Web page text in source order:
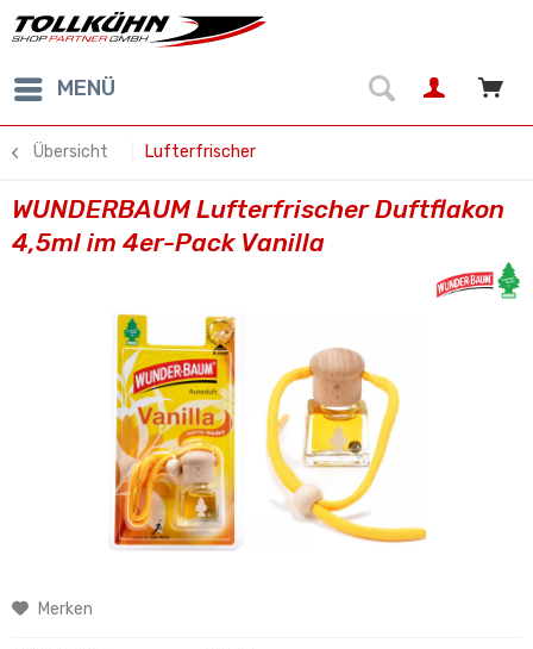
MENÜ
Übersicht Lufterfrischer
WUNDERBAUM Lufterfrischer Duftflakon
4,5ml im 4er-Pack Vanilla
Merken